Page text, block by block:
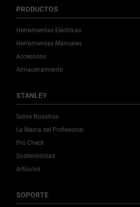
PRODUCTOS
Herramientas Eléctricas
Herramientas Manuales
Accesorios
Almacenamiento
STANLEY
Sobre Nosotros
La Marca del Profesional
Pro Check
Sostenibilidad
Artículos
SOPORTE